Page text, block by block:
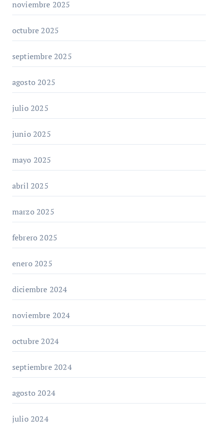
noviembre 2025
octubre 2025
septiembre 2025
agosto 2025
julio 2025
junio 2025
mayo 2025
abril 2025
marzo 2025
febrero 2025
enero 2025
diciembre 2024
noviembre 2024
octubre 2024
septiembre 2024
agosto 2024
julio 2024